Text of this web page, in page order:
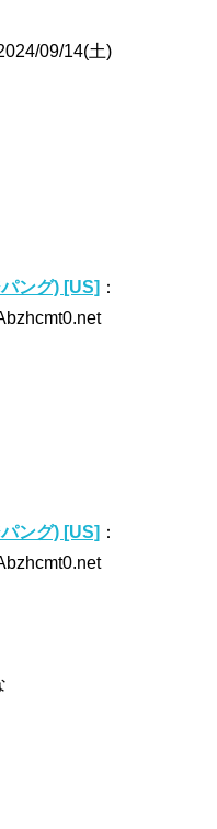
09/14(土)
ング) [US] ：
ング) [US] ：